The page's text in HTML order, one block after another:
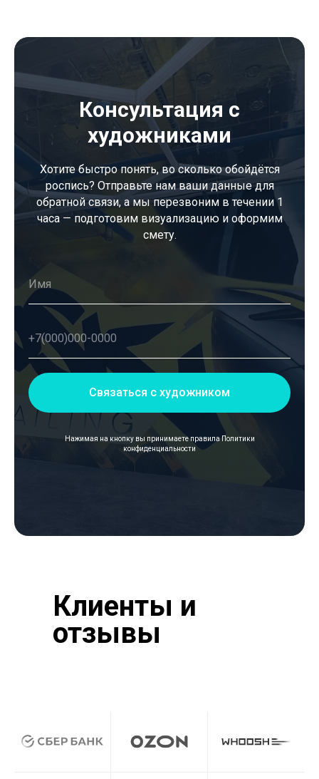
Консультация с
художниками
Хотите быстро понять, во сколько обойдётся
роспись? Отправьте нам ваши данные для
обратной связи, а мы перезвоним в течении 1
часа — подготовим визуализацию и оформим
смету.
Связаться с художником
Нажимая на кнопку вы принимаете правилаПолитики
конфиденциальности
Клиенты и
отзывы